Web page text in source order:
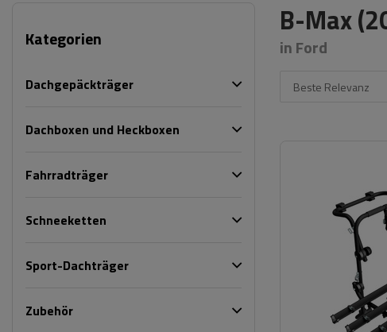
Kategorien
Dachgepäckträger
Dachboxen und Heckboxen
Fahrradträger
Schneeketten
Sport-Dachträger
Zubehör
B-Max
in Ford
Beste Relevanz